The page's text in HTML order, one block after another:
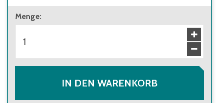
Menge:
IN DEN WARENKORB